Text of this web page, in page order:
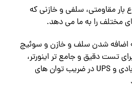
بار مقاومتی، سلفی و خازنی که
مختلف را به ما می دهد.
اضافه شدن سلف و خازن و سوئیچ
تست دقیق و جامع تر اینورتر،
دیزل ژنراتور، ژنراتور توربین بادی و UPS در ضریب توان های